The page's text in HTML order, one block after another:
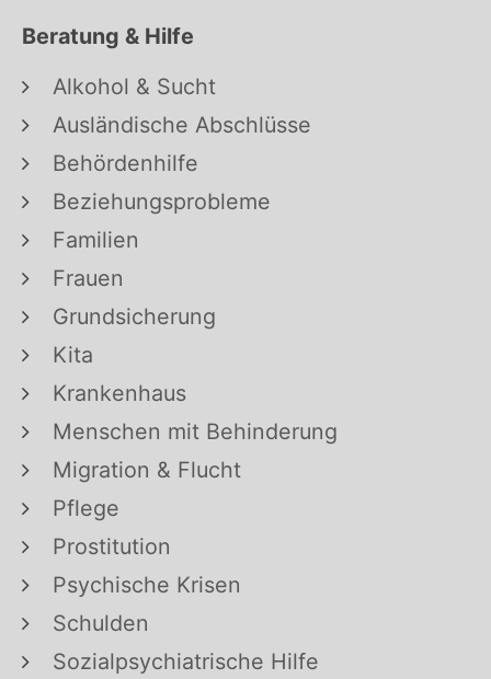
Beratung & Hilfe
Alkohol & Sucht
Ausländische Abschlüsse
Behördenhilfe
Beziehungsprobleme
Familien
Frauen
Grundsicherung
Kita
Krankenhaus
Menschen mit Behinderung
Migration & Flucht
Pflege
Prostitution
Psychische Krisen
Schulden
Sozialpsychiatrische Hilfe